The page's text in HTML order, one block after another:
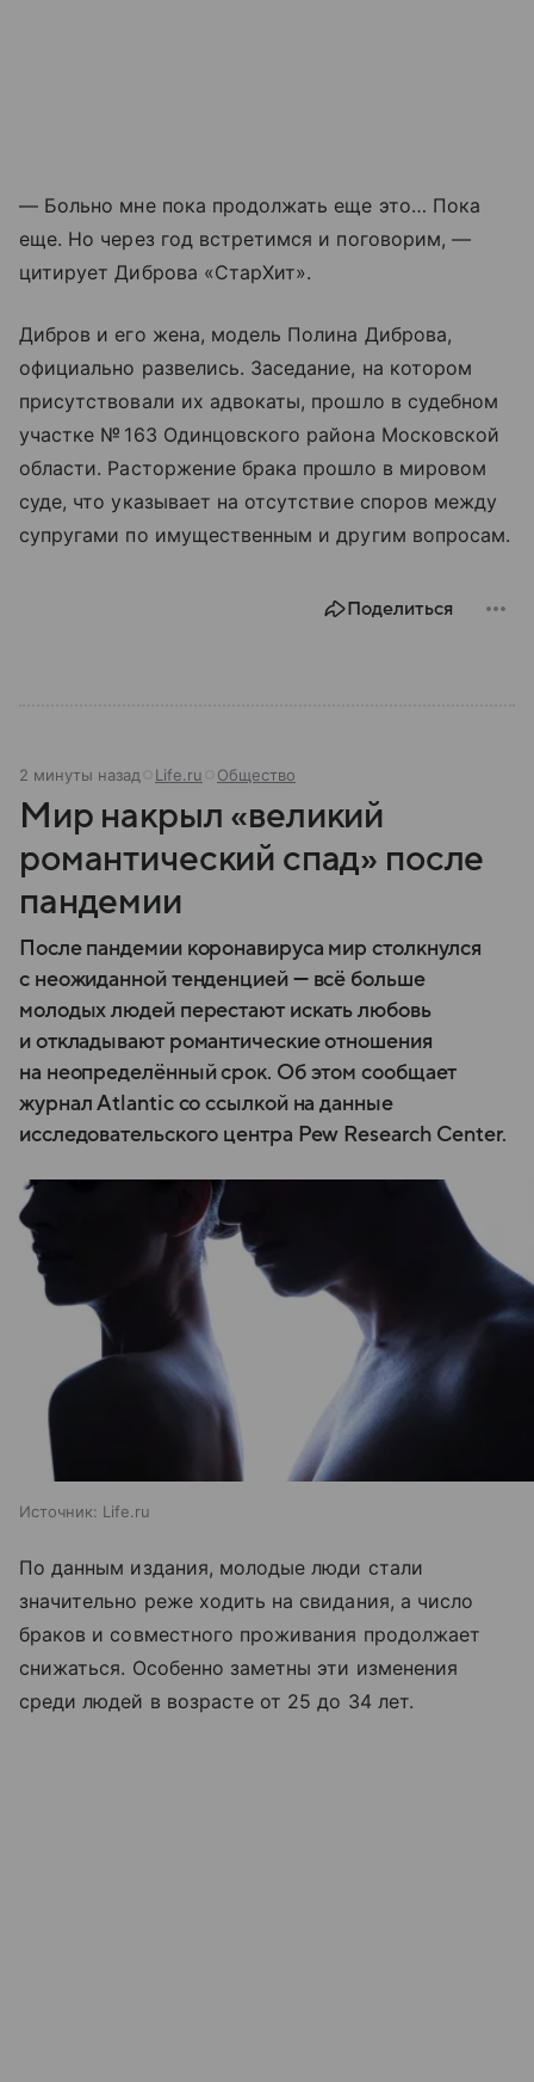
— Больно мне пока продолжать еще это… Пока
еще. Но через год встретимся и поговорим, —
цитирует Диброва «СтарХит».
Дибров и его жена, модель Полина Диброва,
официально развелись. Заседание, на котором
присутствовали их адвокаты, прошло в судебном
участке № 163 Одинцовского района Московской
области. Расторжение брака прошло в мировом
суде, что указывает на отсутствие споров между
супругами по имущественным и другим вопросам.
Поделиться
2 минуты назад Life.ru Общество
Мир накрыл «великий
романтический спад» после
пандемии
После пандемии коронавируса мир столкнулся
с неожиданной тенденцией — всё больше
молодых людей перестают искать любовь
и откладывают романтические отношения
на неопределённый срок. Об этом сообщает
журнал Atlantic со ссылкой на данные
исследовательского центра Pew Research Center.
Источник: Life.ru
По данным издания, молодые люди стали
значительно реже ходить на свидания, а число
браков и совместного проживания продолжает
снижаться. Особенно заметны эти изменения
среди людей в возрасте от 25 до 34 лет.